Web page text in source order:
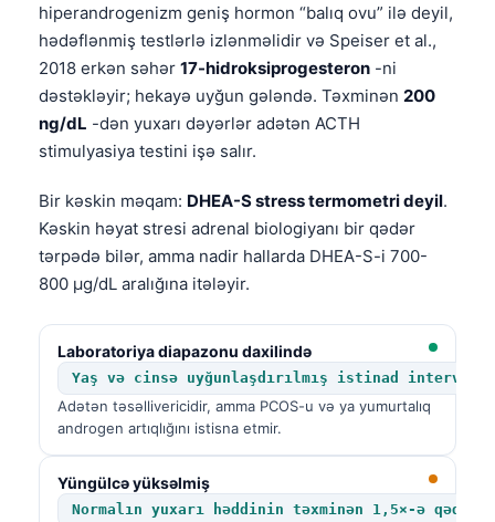
hiperandrogenizm geniş hormon “balıq ovu” ilə deyil,
hədəflənmiş testlərlə izlənməlidir və Speiser et al.,
2018 erkən səhər 17-hidroksiprogesteron -ni
dəstəkləyir; hekayə uyğun gələndə. Təxminən 200
ng/dL -dən yuxarı dəyərlər adətən ACTH
stimulyasiya testini işə salır.
Bir kəskin məqam: DHEA-S stress termometri deyil.
Kəskin həyat stresi adrenal biologiyanı bir qədər
tərpədə bilər, amma nadir hallarda DHEA-S-i 700-
800 µg/dL aralığına itələyir.
Laboratoriya diapazonu daxilində
Yaş və cinsə uyğunlaşdırılmış istinad intervalı
Adətən təsəllivericidir, amma PCOS-u və ya yumurtalıq
androgen artıqlığını istisna etmir.
Yüngülcə yüksəlmiş
Normalın yuxarı həddinin təxminən 1,5×-ə qədər